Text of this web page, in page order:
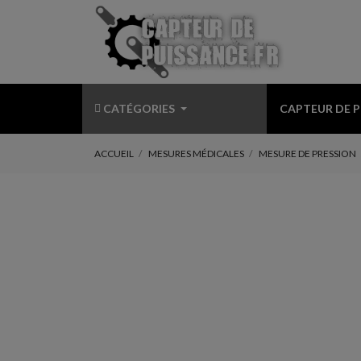
CATÉGORIES CAPTEUR DE
ACCUEIL MESURES MÉDICALES MESURE DE PRESSION